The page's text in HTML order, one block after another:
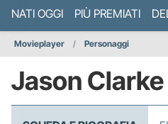
NATI OGGI PIÙ PREMIATI
Movieplayer Personaggi
Jason Clarke